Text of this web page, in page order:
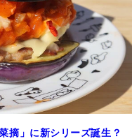
摘」に新シリーズ誕生？